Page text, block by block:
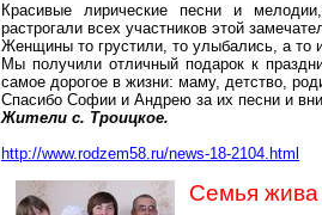
Красивые лирические песни и
растрогали всех участников этой
Женщины то грустили, то улыбались, а то
Мы получили отличный подарок к
самое дорогое в жизни: маму, детство,
Спасибо Софии и Андрею за их песни и
Жители с. Троицкое.
http://www.rodzem58.ru/news-18-2104.html
Семья